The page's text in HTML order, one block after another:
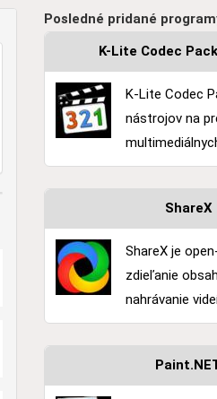
Posledné pridané
K-Lite Codec
K-Lite Codec
nástrojov na
ShareX
ShareX je
zdieľanie
nahrávanie